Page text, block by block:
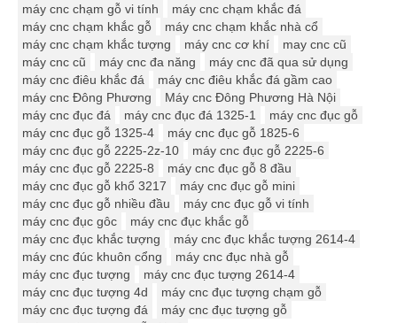
máy cnc chạm gỗ vi tính
máy cnc chạm khắc đá
máy cnc chạm khắc gỗ
máy cnc chạm khắc nhà cổ
máy cnc chạm khắc tượng
máy cnc cơ khí
may cnc cũ
máy cnc cũ
máy cnc đa năng
máy cnc đã qua sử dụng
máy cnc điêu khắc đá
máy cnc điêu khắc đá gầm cao
máy cnc Đông Phương
Máy cnc Đông Phương Hà Nội
máy cnc đục đá
máy cnc đục đá 1325-1
máy cnc đục gỗ
máy cnc đục gỗ 1325-4
máy cnc đục gỗ 1825-6
máy cnc đục gỗ 2225-2z-10
máy cnc đục gỗ 2225-6
máy cnc đục gỗ 2225-8
máy cnc đục gỗ 8 đầu
máy cnc đục gỗ khổ 3217
máy cnc đục gỗ mini
máy cnc đục gỗ nhiều đầu
máy cnc đục gỗ vi tính
máy cnc đục gôc
máy cnc đục khắc gỗ
máy cnc đục khắc tượng
máy cnc đục khắc tượng 2614-4
máy cnc đúc khuôn cổng
máy cnc đục nhà gỗ
máy cnc đục tượng
máy cnc đục tượng 2614-4
máy cnc đục tượng 4d
máy cnc đục tượng chạm gỗ
máy cnc đục tượng đá
máy cnc đục tượng gỗ